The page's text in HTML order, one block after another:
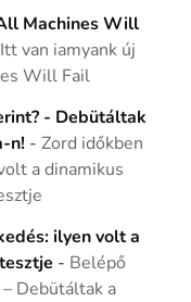
Machines Will
Itt van iamyank új
Will Fail
- Debütáltak
n! -Zord időkben
a dinamikus
ilyen volt a
- Belépő
Debütáltak a